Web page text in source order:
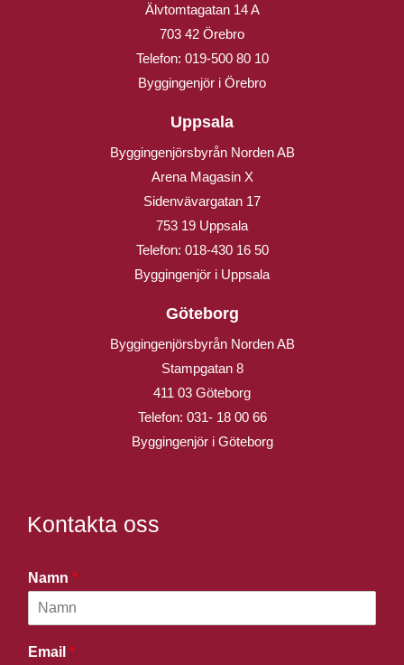
Älvtomtagatan 14 A
703 42 Örebro
Telefon: 019-500 80 10
Byggingenjör i Örebro
Uppsala
Byggingenjörsbyrån Norden AB
Arena Magasin X
Sidenvävargatan 17
753 19 Uppsala
Telefon: 018-430 16 50
Byggingenjör i Uppsala
Göteborg
Byggingenjörsbyrån Norden AB
Stampgatan 8
411 03 Göteborg
Telefon: 031- 18 00 66
Byggingenjör i Göteborg
Kontakta oss
Namn *
Email *